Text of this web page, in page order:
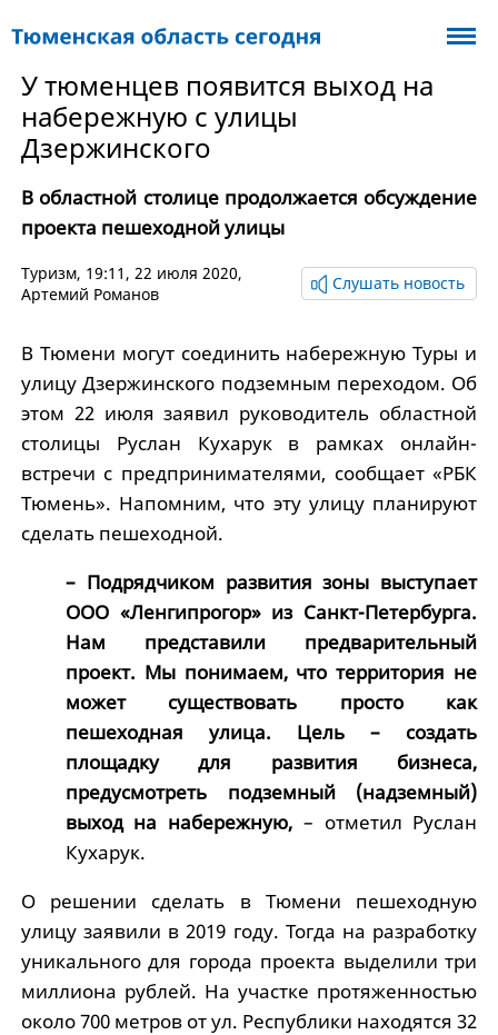
У тюменцев появится выход на
набережную с улицы
Дзержинского
В областной столице продолжается обсуждение
проекта пешеходной улицы
Туризм, 19:11, 22 июля 2020,
Артемий Романов
Слушать новость
В Тюмени могут соединить набережную Туры и
улицу Дзержинского подземным переходом. Об
этом 22 июля заявил руководитель областной
столицы Руслан Кухарук в рамках онлайн-
встречи с предпринимателями, сообщает «РБК
Тюмень». Напомним, что эту улицу планируют
сделать пешеходной.
– Подрядчиком развития зоны выступает
ООО «Ленгипрогор» из Санкт-Петербурга.
Нам представили предварительный
проект. Мы понимаем, что территория не
может существовать просто как
пешеходная улица. Цель – создать
площадку для развития бизнеса,
предусмотреть подземный (надземный)
выход на набережную, – отметил Руслан
Кухарук.
О решении сделать в Тюмени пешеходную
улицу заявили в 2019 году. Тогда на разработку
уникального для города проекта выделили три
миллиона рублей. На участке протяженностью
около 700 метров от ул. Республики находятся 32